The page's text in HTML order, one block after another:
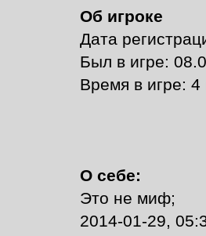
Об игроке
Дата
Был в игре:
Время в игре: 4
О себе:
Это не миф;
2014-01-29,